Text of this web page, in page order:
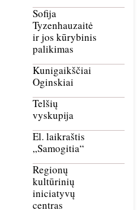
Sofija
Tyzenhauzaitė
ir jos kūrybinis
palikimas
Kunigaikščiai
Oginskiai
Telšių
vyskupija
El. laikraštis
„Samogitia“
Regionų
kultūrinių
iniciatyvų
centras